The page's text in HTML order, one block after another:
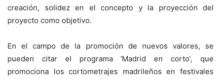
creación, solidez en el concepto y la proyección del
proyecto como objetivo.
En el campo de la promoción de nuevos valores, se
pueden citar el programa ‘Madrid en corto’, que
promociona los cortometrajes madrileños en festivales